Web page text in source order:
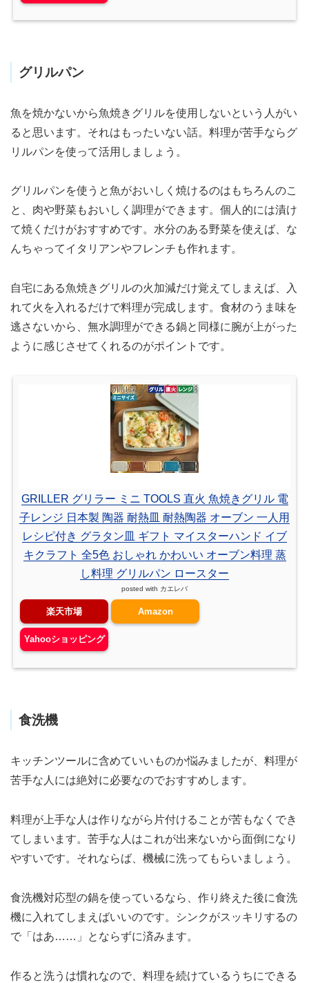
グリルパン
魚を焼かないから魚焼きグリルを使用しないという人がい
ると思います。それはもったいない話。料理が苦手ならグ
リルパンを使って活用しましょう。
グリルパンを使うと魚がおいしく焼けるのはもちろんのこ
と、肉や野菜もおいしく調理ができます。個人的には漬け
て焼くだけがおすすめです。水分のある野菜を使えば、な
んちゃってイタリアンやフレンチも作れます。
自宅にある魚焼きグリルの火加減だけ覚えてしまえば、入
れて火を入れるだけで料理が完成します。食材のうま味を
逃さないから、無水調理ができる鍋と同様に腕が上がった
ように感じさせてくれるのがポイントです。
GRILLER グリラー ミニ TOOLS 直火 魚焼きグリル 電
子レンジ 日本製 陶器 耐熱皿 耐熱陶器 オーブン 一人用
レシピ付き グラタン皿 ギフト マイスターハンド イブ
キクラフト 全5色 おしゃれ かわいい オーブン料理 蒸
し料理 グリルパン ロースター
posted with カエレバ
楽天市場 Amazon
Yahooショッピング
食洗機
キッチンツールに含めていいものか悩みましたが、料理が
苦手な人には絶対に必要なのでおすすめします。
料理が上手な人は作りながら片付けることが苦もなくでき
てしまいます。苦手な人はこれが出来ないから面倒になり
やすいです。それならば、機械に洗ってもらいましょう。
食洗機対応型の鍋を使っているなら、作り終えた後に食洗
機に入れてしまえばいいのです。シンクがスッキリするの
で「はあ……」とならずに済みます。
作ると洗うは慣れなので、料理を続けているうちにできる